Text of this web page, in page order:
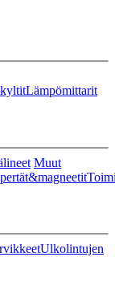
Lämpömittarit
Muut
Ulkolintujen